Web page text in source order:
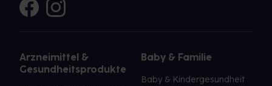
Arzneimittel &
Gesundheitsprodukte
Baby & Familie
Baby & Kindergesundheit